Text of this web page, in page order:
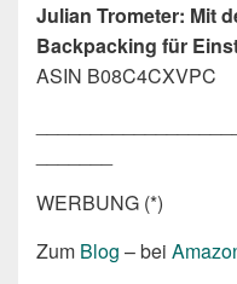
Julian Trometer: Mit
Backpacking für
ASIN B08C4CXVPC
WERBUNG (*)
Zum Blog – bei